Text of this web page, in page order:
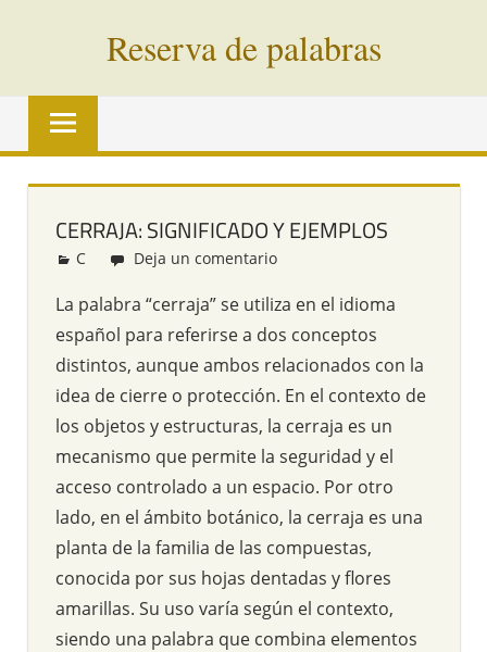
Reserva de palabras
Palabras
vías
todo
mundo
CERRAJA: SIGNIFICADO Y EJEMPLOS
Redacción
C Deja un comentario
La palabra “cerraja” se utiliza en el idioma
español para referirse a dos conceptos
distintos, aunque ambos relacionados con la
idea de cierre o protección. En el contexto de
los objetos y estructuras, la cerraja es un
mecanismo que permite la seguridad y el
acceso controlado a un espacio. Por otro
lado, en el ámbito botánico, la cerraja es una
planta de la familia de las compuestas,
conocida por sus hojas dentadas y flores
amarillas. Su uso varía según el contexto,
siendo una palabra que combina elementos